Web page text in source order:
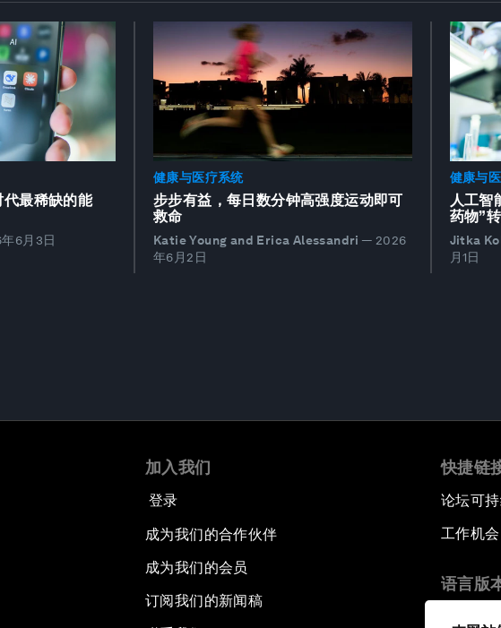
最稀缺的能
6月3日
健康与医疗系统
步步有益，每日数分钟高强度运动即可
救命
Katie Young and Erica Alessandri — 2026
年6月2日
健康与
人工智
药物”
Jitka
月1日
加入我们
登录
成为我们的合作伙伴
成为我们的会员
订阅我们的新闻稿
快捷链
论坛可
工作机会
语言版